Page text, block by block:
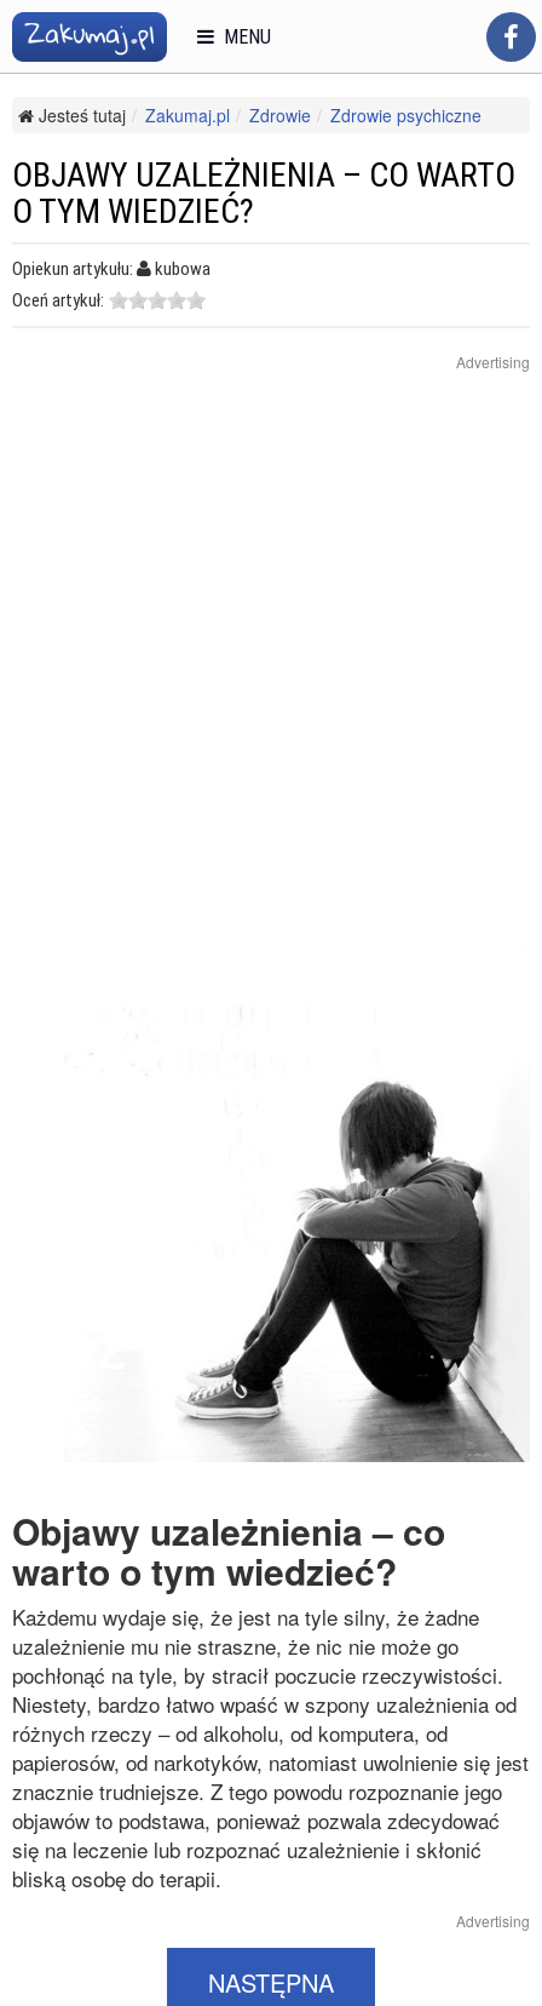
Jesteś tutaj Zakumaj.pl Zdrowie
Zdrowie psychiczne
OBJAWY UZALEŻNIENIA – CO WARTO
O TYM WIEDZIEĆ?
Opiekun artykułu:
kubowa
Oceń artykuł:
Advertising
Objawy uzależnienia – co
warto o tym wiedzieć?
Każdemu wydaje się, że jest na tyle silny, że żadne
uzależnienie mu nie straszne, że nic nie może go
pochłonąć na tyle, by stracił poczucie rzeczywistości.
Niestety, bardzo łatwo wpaść w szpony uzależnienia od
różnych rzeczy – od alkoholu, od komputera, od
papierosów, od narkotyków, natomiast uwolnienie się jest
znacznie trudniejsze. Z tego powodu rozpoznanie jego
objawów to podstawa, ponieważ pozwala zdecydować
się na leczenie lub rozpoznać uzależnienie i skłonić
bliską osobę do terapii.
Advertising
NASTĘPNA
MENU